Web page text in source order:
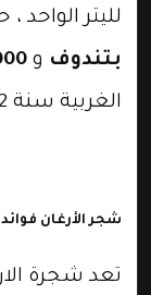
لليتر
بتندوف و 1000
الغربية سنة 2021/2022.
شجر الأرغان
تعد شجرة